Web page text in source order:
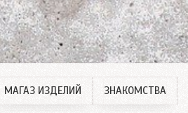
статьи
МАГАЗ ИЗДЕЛИЙ ЗНАКОМСТВА